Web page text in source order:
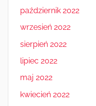
październik 2022
wrzesień 2022
sierpień 2022
lipiec 2022
maj 2022
kwiecień 2022